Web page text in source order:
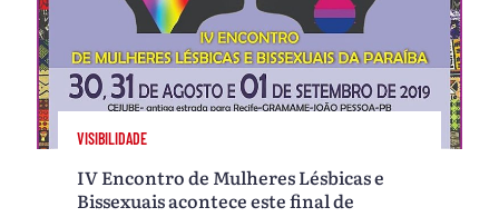
VISIBILIDADE
IV Encontro de Mulheres Lésbicas e
Bissexuais acontece este final de